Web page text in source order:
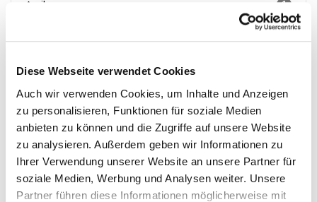
Diese Webseite verwendet Cookies
Auch wir verwenden Cookies, um Inhalte und Anzeigen
zu personalisieren, Funktionen für soziale Medien
anbieten zu können und die Zugriffe auf unsere Website
zu analysieren. Außerdem geben wir Informationen zu
Ihrer Verwendung unserer Website an unsere Partner für
soziale Medien, Werbung und Analysen weiter. Unsere
Partner führen diese Informationen möglicherweise mit
April 1
3
November 3
Oktober 3
September